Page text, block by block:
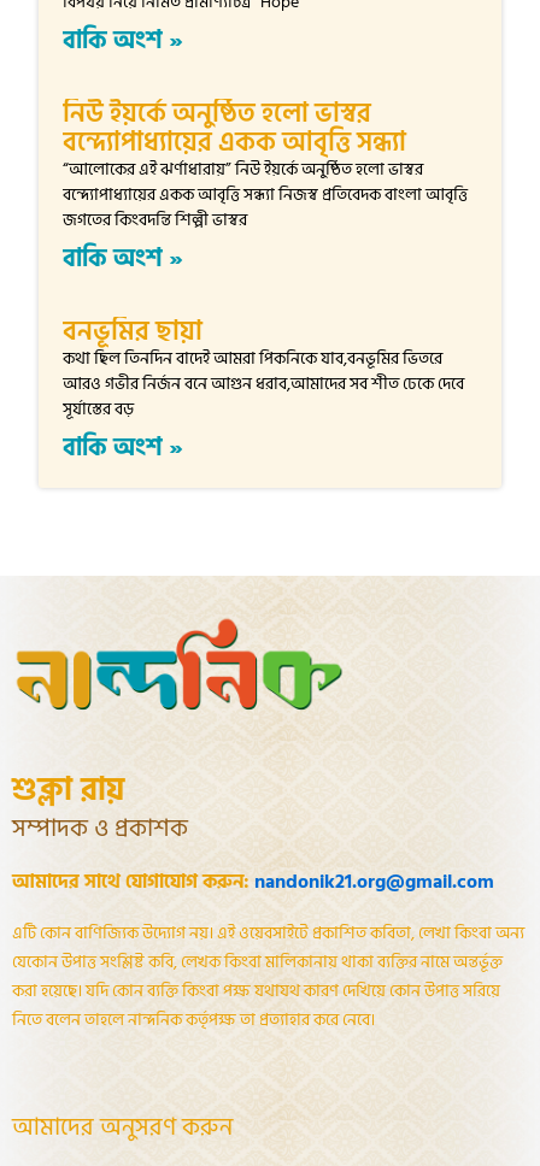
বাকি অংশ »
নিউ ইয়র্কে অনুষ্ঠিত হলো ভাস্বর
বন্দ্যোপাধ্যায়ের একক আবৃত্তি সন্ধ্যা
“আলোকের এই ঝর্ণাধারায়” নিউ ইয়র্কে অনুষ্ঠিত হলো ভাস্বর
বন্দ্যোপাধ্যায়ের একক আবৃত্তি সন্ধ্যা নিজস্ব প্রতিবেদক বাংলা আবৃত্তি
জগতের কিংবদন্তি শিল্পী ভাস্বর
বাকি অংশ »
বনভূমির ছায়া
কথা ছিল তিনদিন বাদেই আমরা পিকনিকে যাব,বনভূমির ভিতরে
আরও গভীর নির্জন বনে আগুন ধরাব,আমাদের সব শীত ঢেকে দেবে
সূর্যাস্তের বড়
বাকি অংশ »
শুক্লা রায়
সম্পাদক ও প্রকাশক
আমাদের সাথে যোগাযোগ করুন: nandonik21.org@gmail.com
এটি কোন বাণিজ্যিক উদ্যোগ নয়। এই ওয়েবসাইটে প্রকাশিত কবিতা, লেখা কিংবা অন্য
যেকোন উপাত্ত সংশ্লিষ্ট কবি, লেখক কিংবা মালিকানায় থাকা ব্যক্তির নামে অন্তর্ভূক্ত
করা হয়েছে। যদি কোন ব্যক্তি কিংবা পক্ষ যথাযথ কারণ দেখিয়ে কোন উপাত্ত সরিয়ে
নিতে বলেন তাহলে নান্দনিক কর্তৃপক্ষ তা প্রত্যাহার করে নেবে।
আমাদের অনুসরণ করুন